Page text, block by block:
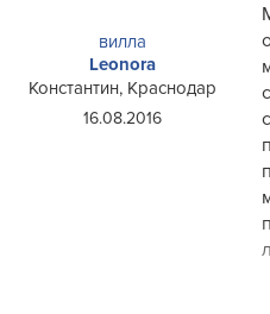
вилла
Leonora
Константин, Краснодар
16.08.2016